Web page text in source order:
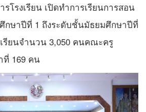
โรงเรียน เปิดทำการเรียนการสอน
กษาปีที่ 1 ถึงระดับชั้นมัธยมศึกษาปีที่
รียนจำนวน 3,050 คนคณะครู
ที่ 169 คน